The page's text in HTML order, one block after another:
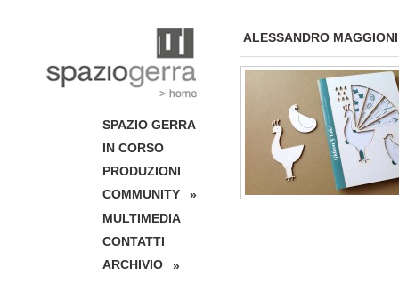
ALESSANDRO MAGGIONI
SPAZIO GERRA
IN CORSO
PRODUZIONI
COMMUNITY
»
MULTIMEDIA
CONTATTI
ARCHIVIO
»